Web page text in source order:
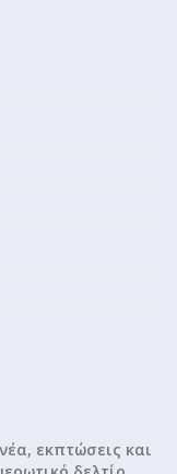
εκπτώσεις και